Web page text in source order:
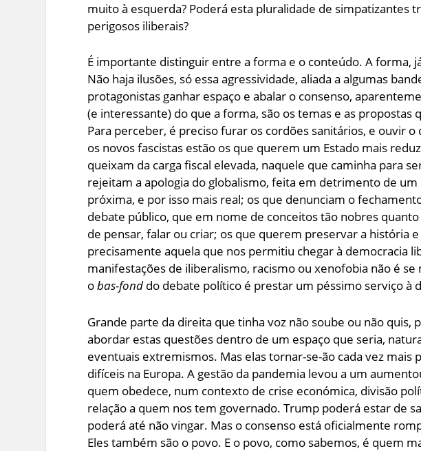
muito à esquerda? Poderá esta pluralidade de simpatizantes
perigosos iliberais?
É importante distinguir entre a forma e o conteúdo. A forma,
Não haja ilusões, só essa agressividade, aliada a algumas
protagonistas ganhar espaço e abalar o consenso,
(e interessante) do que a forma, são os temas e as propostas
Para perceber, é preciso furar os cordões sanitários, e ouvir
os novos fascistas estão os que querem um Estado mais
queixam da carga fiscal elevada, naquele que caminha para
rejeitam a apologia do globalismo, feita em detrimento de
próxima, e por isso mais real; os que denunciam o
debate público, que em nome de conceitos tão nobres
de pensar, falar ou criar; os que querem preservar a história
precisamente aquela que nos permitiu chegar à democracia
manifestações de iliberalismo, racismo ou xenofobia não é
obas-fond do debate político é prestar um péssimo serviço à
Grande parte da direita que tinha voz não soube ou não quis,
abordar estas questões dentro de um espaço que seria,
eventuais extremismos. Mas elas tornar-se-ão cada vez
difíceis na Europa. A gestão da pandemia levou a um
quem obedece, num contexto de crise económica, divisão
relação a quem nos tem governado. Trump poderá estar de
poderá até não vingar. Mas o consenso está oficialmente
Eles também são o povo. E o povo, como sabemos, é quem